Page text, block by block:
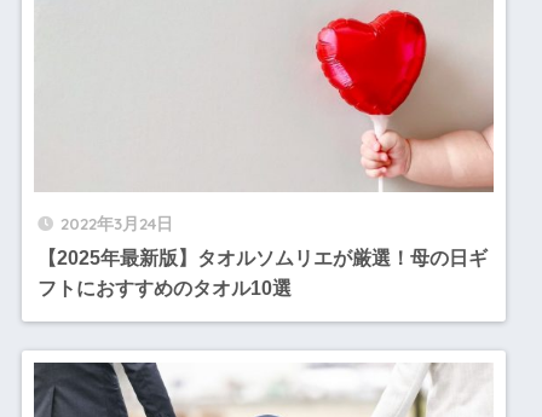
2022年3月24日
【2025年最新版】タオルソムリエが厳選！母の日ギ
フトにおすすめのタオル10選